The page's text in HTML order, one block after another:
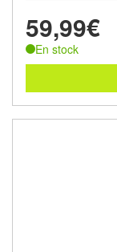
59,99€
En stock